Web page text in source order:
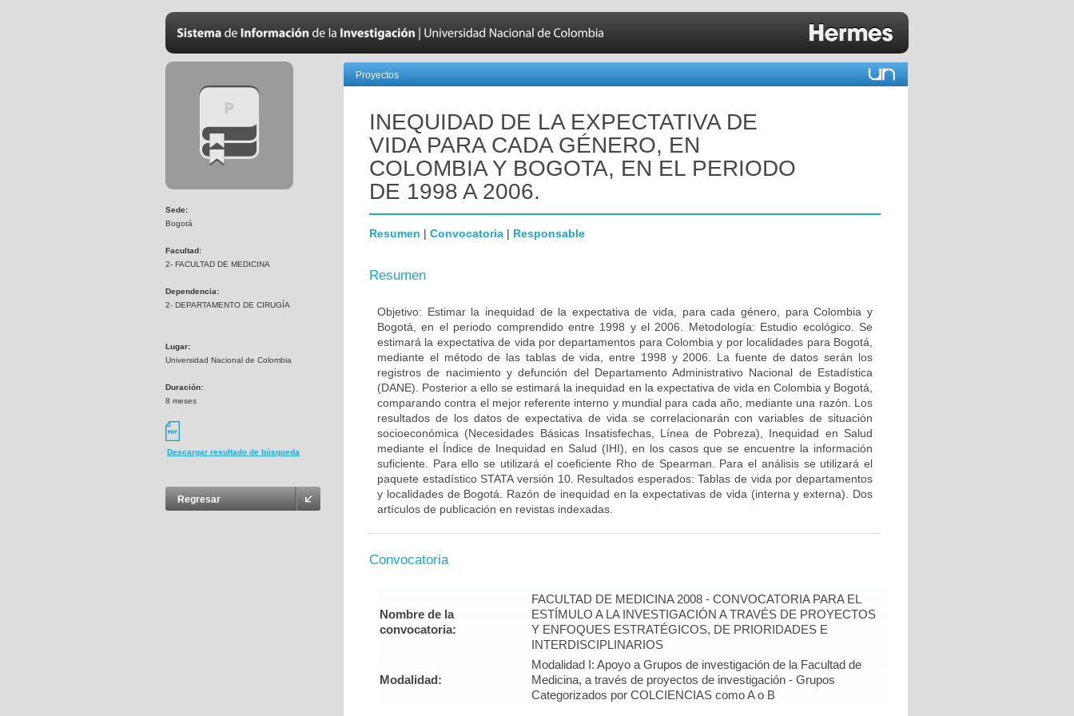
Sede:
Bogotá
Facultad:
2- FACULTAD DE MEDICINA
Dependencia:
2- DEPARTAMENTO DE CIRUGÍA
Lugar:
Universidad Nacional de Colombia
Duración:
8 meses
Descargar resultado de búsqueda
Regresar
Proyectos
INEQUIDAD DE LA EXPECTATIVA DE
VIDA PARA CADA GÉNERO, EN
COLOMBIA Y BOGOTA, EN EL PERIODO
DE 1998 A 2006.
Resumen | Convocatoria | Responsable
Resumen
Objetivo: Estimar la inequidad de la expectativa de vida, para cada género, para Colombia y
Bogotá, en el periodo comprendido entre 1998 y el 2006. Metodología: Estudio ecológico. Se
estimará la expectativa de vida por departamentos para Colombia y por localidades para Bogotá,
mediante el método de las tablas de vida, entre 1998 y 2006. La fuente de datos serán los
registros de nacimiento y defunción del Departamento Administrativo Nacional de Estadística
(DANE). Posterior a ello se estimará la inequidad en la expectativa de vida en Colombia y Bogotá,
comparando contra el mejor referente interno y mundial para cada año, mediante una razón. Los
resultados de los datos de expectativa de vida se correlacionarán con variables de situación
socioeconómica (Necesidades Básicas Insatisfechas, Línea de Pobreza), Inequidad en Salud
mediante el Índice de Inequidad en Salud (IHI), en los casos que se encuentre la información
suficiente. Para ello se utilizará el coeficiente Rho de Spearman. Para el análisis se utilizará el
paquete estadístico STATA versión 10. Resultados esperados: Tablas de vida por departamentos
y localidades de Bogotá. Razón de inequidad en la expectativas de vida (interna y externa). Dos
artículos de publicación en revistas indexadas.
Convocatoria
Nombre de la
convocatoria:
FACULTAD DE MEDICINA 2008 - CONVOCATORIA PARA EL
ESTÍMULO A LA INVESTIGACIÓN A TRAVÉS DE PROYECTOS
Y ENFOQUES ESTRATÉGICOS, DE PRIORIDADES E
INTERDISCIPLINARIOS
Modalidad:
Modalidad I: Apoyo a Grupos de investigación de la Facultad de
Medicina, a través de proyectos de investigación - Grupos
Categorizados por COLCIENCIAS como A o B